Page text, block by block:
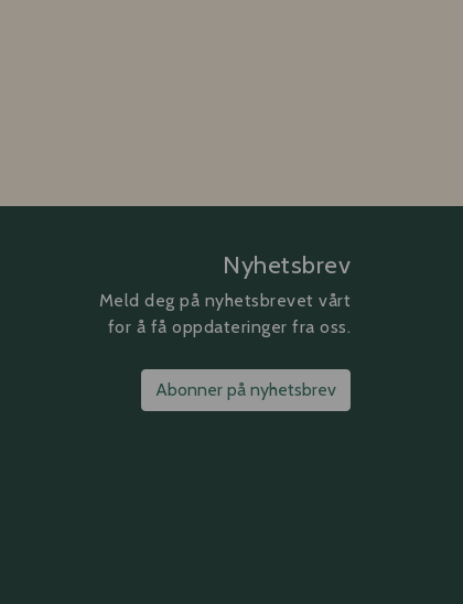
Nyhetsbrev
Meld deg på nyhetsbrevet vårt
for å få oppdateringer fra oss.
Abonner på nyhetsbrev